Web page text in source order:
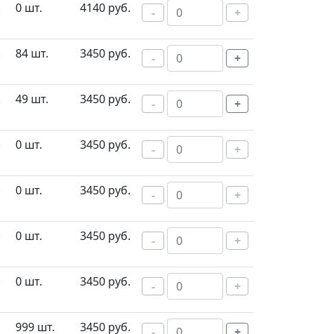
0 шт. 4140 руб. - +
84 шт. 3450 руб. - +
49 шт. 3450 руб. - +
0 шт. 3450 руб. - +
0 шт. 3450 руб. - +
0 шт. 3450 руб. - +
0 шт. 3450 руб. - +
999 шт. 3450 руб.